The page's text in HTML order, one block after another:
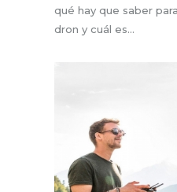
qué hay que saber
dron y cuál es…